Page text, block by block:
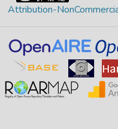
Attribution-